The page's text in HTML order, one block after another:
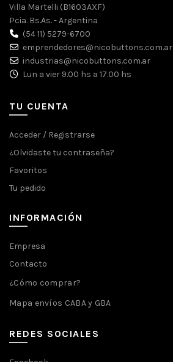
Villa Martelli (B1603AXF)
Pcia. Bs.As. - Argentina
(54 11) 5279-6700
emprendedores@nicobuttons.com.ar
industrias@nicobuttons.com.ar
Lun a vier 9.00 hs a 17.00 hs
TU CUENTA
Acceder / Registrarse
¿Olvidaste tu contraseña?
Favoritos
Tu pedido
INFORMACIÓN
Empresa
Contacto
¿Cómo comprar?
Mapa envíos CABA y GBA
REDES SOCIALES